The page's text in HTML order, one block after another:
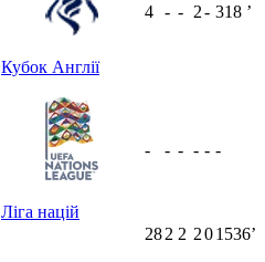
Кубок Англії
4 - - 2- 318 ʼ
Ліга націй
- - - - - -
282 2 201536ʼ